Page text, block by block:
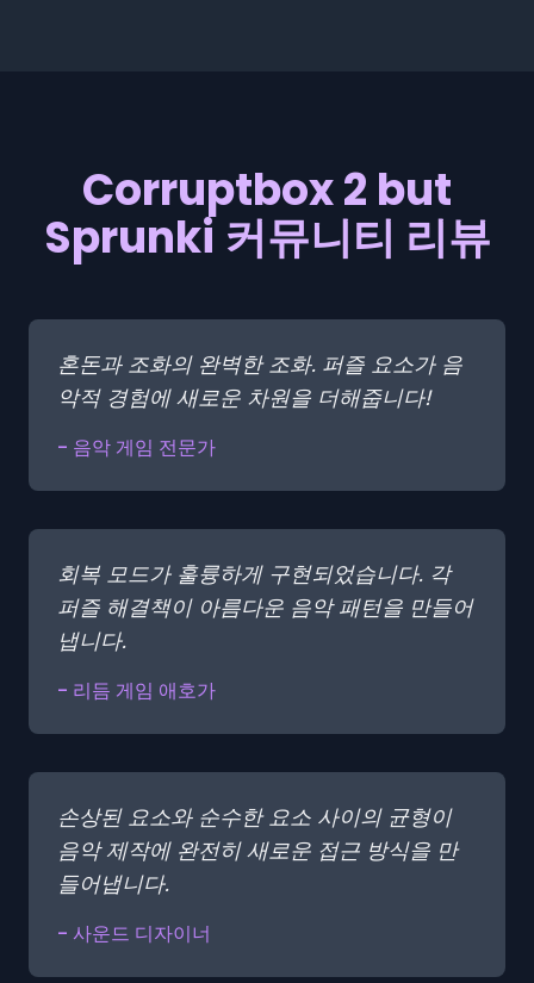
Corruptbox 2 but
Sprunki 커뮤니티 리뷰
혼돈과 조화의 완벽한 조화. 퍼즐 요소가 음
악적 경험에 새로운 차원을 더해줍니다!
- 음악 게임 전문가
회복 모드가 훌륭하게 구현되었습니다. 각
퍼즐 해결책이 아름다운 음악 패턴을 만들어
냅니다.
- 리듬 게임 애호가
손상된 요소와 순수한 요소 사이의 균형이
음악 제작에 완전히 새로운 접근 방식을 만
들어냅니다.
- 사운드 디자이너